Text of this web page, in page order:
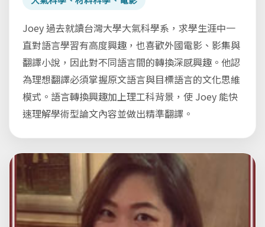
Joey 過去就讀台灣大學大氣科學系，求學生涯中一
直對語言學習有高度興趣，也喜歡外國電影、影集與
翻譯小說，因此對不同語言間的轉換深感興趣。他認
為理想翻譯必須掌握原文語言與目標語言的文化思維
模式。語言轉換興趣加上理工科背景，使 Joey 能快
速理解學術型論文內容並做出精準翻譯。